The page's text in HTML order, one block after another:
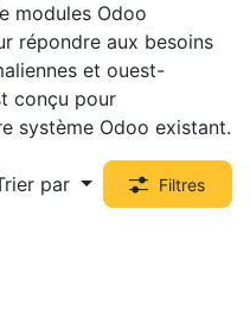
modules Odoo
répondre aux besoins
et ouest-
conçu pour
système Odoo existant.
par Filtres